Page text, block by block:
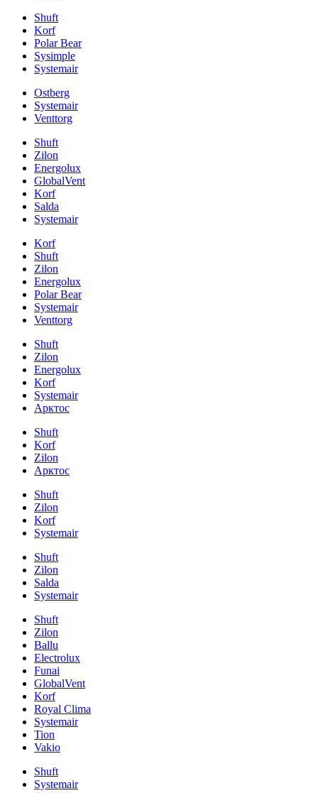
Shuft
Korf
Polar Bear
Sysimple
Systemair
Ostberg
Systemair
Venttorg
Shuft
Zilon
Energolux
GlobalVent
Korf
Salda
Systemair
Korf
Shuft
Zilon
Energolux
Polar Bear
Systemair
Venttorg
Shuft
Zilon
Energolux
Korf
Systemair
Арктос
Shuft
Korf
Zilon
Арктос
Shuft
Zilon
Korf
Systemair
Shuft
Zilon
Salda
Systemair
Shuft
Zilon
Ballu
Electrolux
Funai
GlobalVent
Korf
Royal Clima
Systemair
Tion
Vakio
Shuft
Systemair